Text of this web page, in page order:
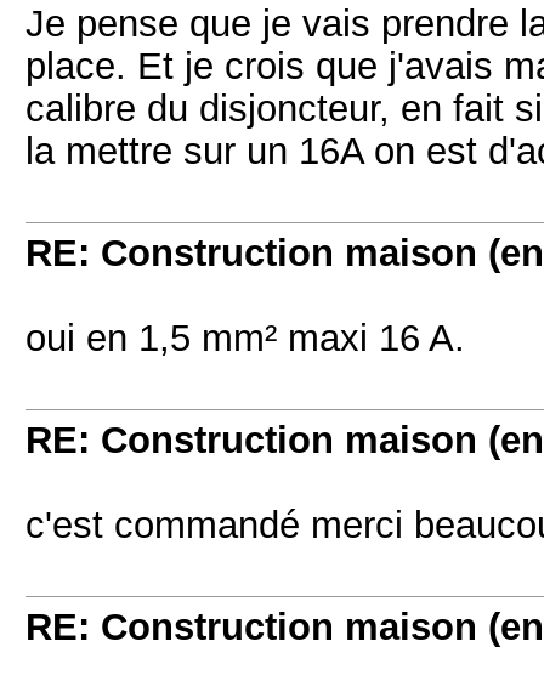
Je pense que je vais prendre
place. Et je crois que j'avais
calibre du disjoncteur, en fait
la mettre sur un 16A on est
RE: Construction maison
oui en 1,5 mm² maxi 16 A.
RE: Construction maison
c'est commandé merci
RE: Construction maison